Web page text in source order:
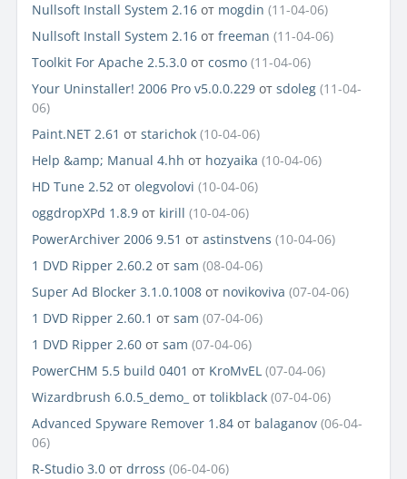
Nullsoft Install System 2.16 от mogdin (11-04-06)
Nullsoft Install System 2.16 от freeman (11-04-06)
Toolkit For Apache 2.5.3.0 от cosmo (11-04-06)
Your Uninstaller! 2006 Pro v5.0.0.229 от sdoleg (11-04-
06)
Paint.NET 2.61 от starichok (10-04-06)
Help &amp; Manual 4.hh от hozyaika (10-04-06)
HD Tune 2.52 от olegvolovi (10-04-06)
oggdropXPd 1.8.9 от kirill (10-04-06)
PowerArchiver 2006 9.51 от astinstvens (10-04-06)
1 DVD Ripper 2.60.2 от sam (08-04-06)
Super Ad Blocker 3.1.0.1008 от novikoviva (07-04-06)
1 DVD Ripper 2.60.1 от sam (07-04-06)
1 DVD Ripper 2.60 от sam (07-04-06)
PowerCHM 5.5 build 0401 от KroMvEL (07-04-06)
Wizardbrush 6.0.5_demo_ от tolikblack (07-04-06)
Advanced Spyware Remover 1.84 от balaganov (06-04-
06)
R-Studio 3.0 от drross (06-04-06)